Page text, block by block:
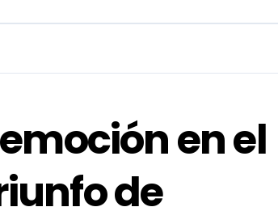
de Linares organiza una novillada en la
en Parentis: su fractura aún no presenta
corrida de gran trapío para la despedida
en el
de